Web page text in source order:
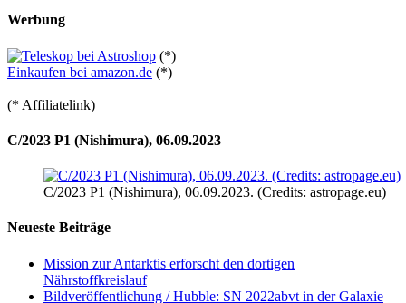
Werbung
(*)
Einkaufen bei amazon.de (*)
(* Affiliatelink)
C/2023 P1 (Nishimura), 06.09.2023
C/2023 P1 (Nishimura), 06.09.2023. (Credits: astropage.eu)
Neueste Beiträge
Mission zur Antarktis erforscht den dortigen
Nährstoffkreislauf
Bildveröffentlichung / Hubble: SN 2022abvt in der Galaxie